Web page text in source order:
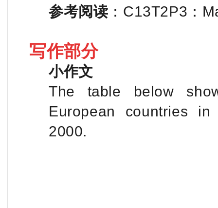
参考阅读 ：C13T2P3：
写作部分
小作文
The table below
European countries
2000.